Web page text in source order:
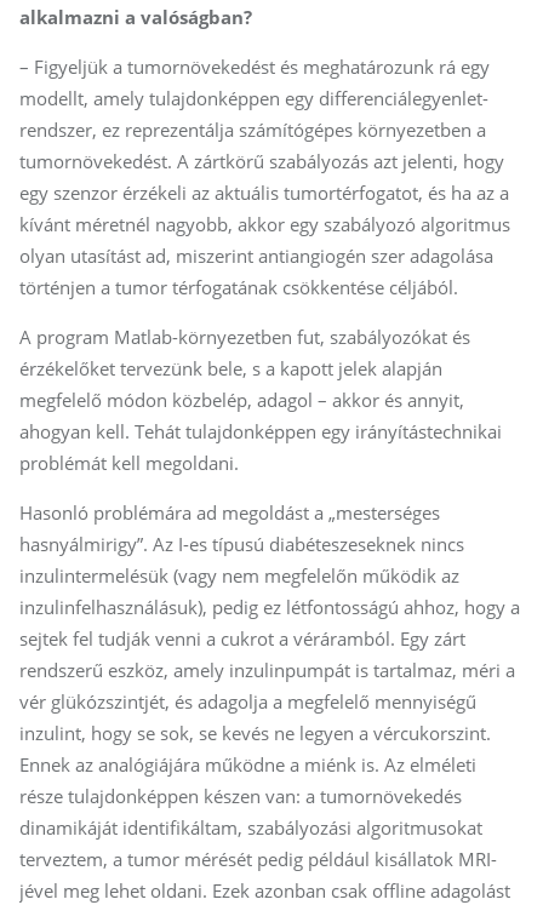
alkalmazni a valóságban?
– Figyeljük a tumornövekedést és meghatározunk rá egy
modellt, amely tulajdonképpen egy differenciálegyenlet-
rendszer, ez reprezentálja számítógépes környezetben a
tumornövekedést. A zártkörű szabályozás azt jelenti, hogy
egy szenzor érzékeli az aktuális tumortérfogatot, és ha az a
kívánt méretnél nagyobb, akkor egy szabályozó algoritmus
olyan utasítást ad, miszerint antiangiogén szer adagolása
történjen a tumor térfogatának csökkentése céljából.
A program Matlab-környezetben fut, szabályozókat és
érzékelőket tervezünk bele, s a kapott jelek alapján
megfelelő módon közbelép, adagol – akkor és annyit,
ahogyan kell. Tehát tulajdonképpen egy irányítástechnikai
problémát kell megoldani.
Hasonló problémára ad megoldást a „mesterséges
hasnyálmirigy”. Az I-es típusú diabéteszeseknek nincs
inzulintermelésük (vagy nem megfelelőn működik az
inzulinfelhasználásuk), pedig ez létfontosságú ahhoz, hogy a
sejtek fel tudják venni a cukrot a véráramból. Egy zárt
rendszerű eszköz, amely inzulinpumpát is tartalmaz, méri a
vér glükózszintjét, és adagolja a megfelelő mennyiségű
inzulint, hogy se sok, se kevés ne legyen a vércukorszint.
Ennek az analógiájára működne a miénk is. Az elméleti
része tulajdonképpen készen van: a tumornövekedés
dinamikáját identifikáltam, szabályozási algoritmusokat
terveztem, a tumor mérését pedig például kisállatok MRI-
jével meg lehet oldani. Ezek azonban csak offline adagolást